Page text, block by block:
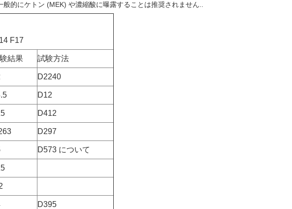
的にケトン (MEK) や濃縮酸に曝露することは推奨されません..
F17
結果 試験方法
D2240
D12
D412
D297
D573 について
D395